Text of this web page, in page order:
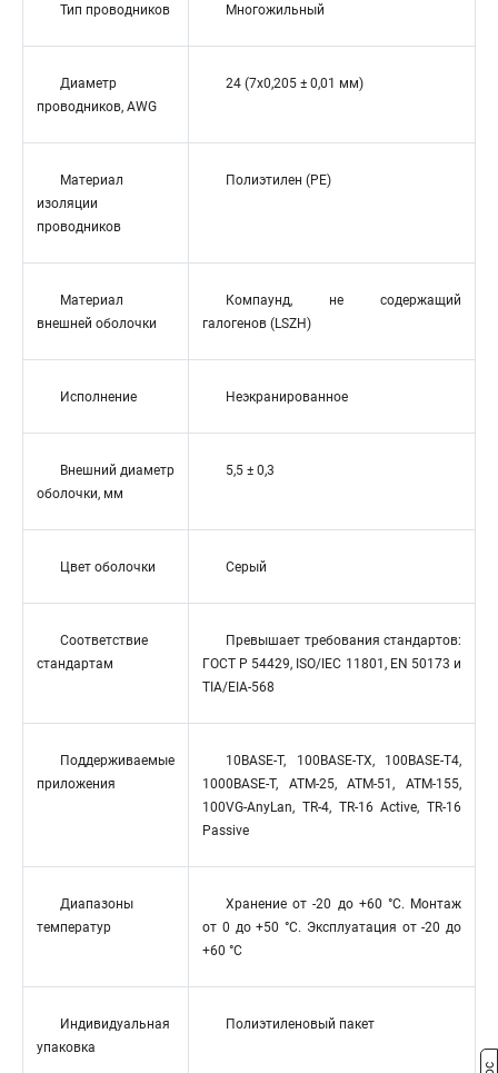
Тип проводников Многожильный
Диаметр
проводников, AWG
24 (7x0,205 ± 0,01 мм)
Материал
изоляции
проводников
Полиэтилен (PE)
Материал
внешней оболочки
Компаунд, не содержащий
галогенов (LSZH)
Исполнение Неэкранированное
Внешний диаметр
оболочки, мм
5,5 ± 0,3
Цвет оболочки Серый
Соответствие
стандартам
Превышает требования стандартов:
ГОСТ Р 54429, ISO/IEC 11801, EN 50173 и
TIA/EIA-568
Поддерживаемые
приложения
10BASE-T, 100BASE-TX, 100BASE-T4,
1000BASE-T, ATM-25, ATM-51, ATM-155,
100VG-AnyLan, TR-4, TR-16 Active, TR-16
Passive
Диапазоны
температур
Хранение от -20 до +60 °C. Монтаж
от 0 до +50 °C. Эксплуатация от -20 до
+60 °C
Индивидуальная
упаковка
Полиэтиленовый пакет